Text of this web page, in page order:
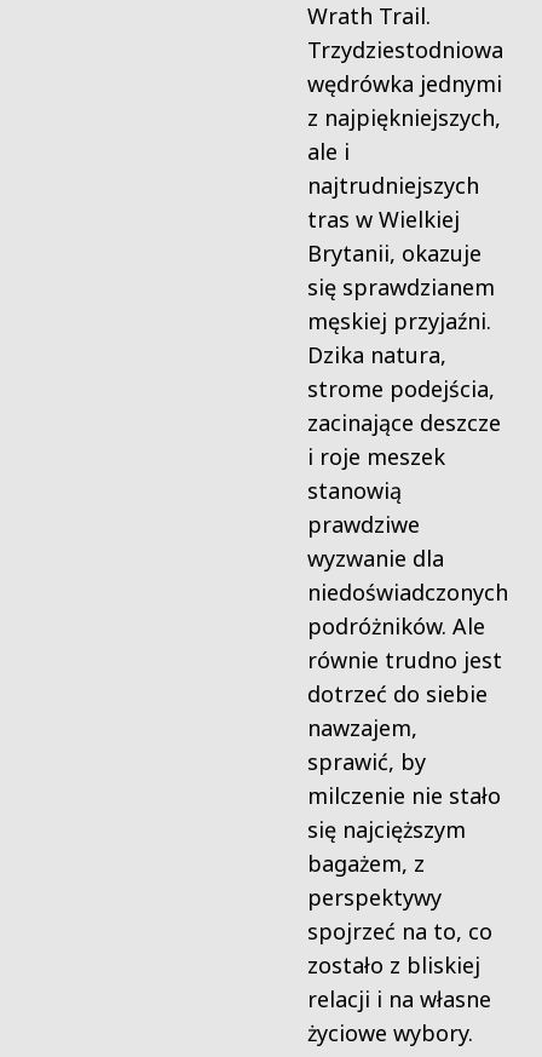
Wrath Trail.
Trzydziestodniowa
wędrówka jednymi
z najpiękniejszych,
ale i
najtrudniejszych
tras w Wielkiej
Brytanii, okazuje
się sprawdzianem
męskiej przyjaźni.
Dzika natura,
strome podejścia,
zacinające deszcze
i roje meszek
stanowią
prawdziwe
wyzwanie dla
niedoświadczonych
podróżników. Ale
równie trudno jest
dotrzeć do siebie
nawzajem,
sprawić, by
milczenie nie stało
się najcięższym
bagażem, z
perspektywy
spojrzeć na to, co
zostało z bliskiej
relacji i na własne
życiowe wybory.